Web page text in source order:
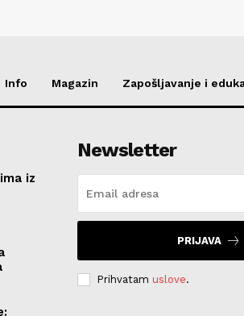
Info Magazin Zapošljavanje i
iz
Newsletter
PRIJAVA
Prihvatam uslove.